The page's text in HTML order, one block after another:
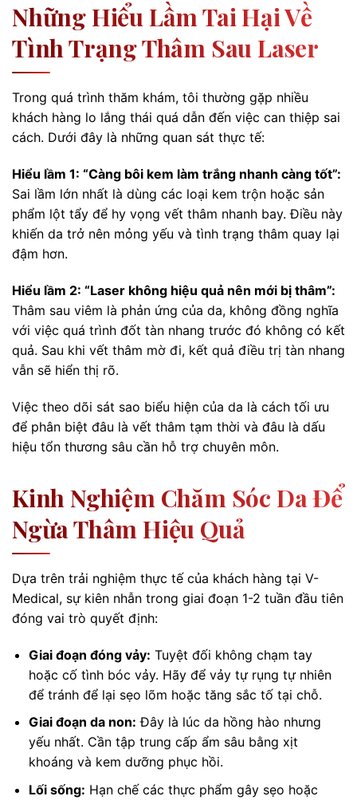
Những Hiểu Lầm Tai Hại Về
Tình Trạng Thâm Sau Laser
Trong quá trình thăm khám, tôi thường gặp nhiều
khách hàng lo lắng thái quá dẫn đến việc can thiệp sai
cách. Dưới đây là những quan sát thực tế:
Hiểu lầm 1: “Càng bôi kem làm trắng nhanh càng tốt”:
Sai lầm lớn nhất là dùng các loại kem trộn hoặc sản
phẩm lột tẩy để hy vọng vết thâm nhanh bay. Điều này
khiến da trở nên mỏng yếu và tình trạng thâm quay lại
đậm hơn.
Hiểu lầm 2: “Laser không hiệu quả nên mới bị thâm”:
Thâm sau viêm là phản ứng của da, không đồng nghĩa
với việc quá trình đốt tàn nhang trước đó không có kết
quả. Sau khi vết thâm mờ đi, kết quả điều trị tàn nhang
vẫn sẽ hiển thị rõ.
Việc theo dõi sát sao biểu hiện của da là cách tối ưu
để phân biệt đâu là vết thâm tạm thời và đâu là dấu
hiệu tổn thương sâu cần hỗ trợ chuyên môn.
Kinh Nghiệm Chăm Sóc Da Để
Ngừa Thâm Hiệu Quả
Dựa trên trải nghiệm thực tế của khách hàng tại V-
Medical, sự kiên nhẫn trong giai đoạn 1-2 tuần đầu tiên
đóng vai trò quyết định:
Giai đoạn đóng vảy: Tuyệt đối không chạm tay
hoặc cố tình bóc vảy. Hãy để vảy tự rụng tự nhiên
để tránh để lại sẹo lõm hoặc tăng sắc tố tại chỗ.
Giai đoạn da non: Đây là lúc da hồng hào nhưng
yếu nhất. Cần tập trung cấp ẩm sâu bằng xịt
khoáng và kem dưỡng phục hồi.
Lối sống: Hạn chế các thực phẩm gây sẹo hoặc